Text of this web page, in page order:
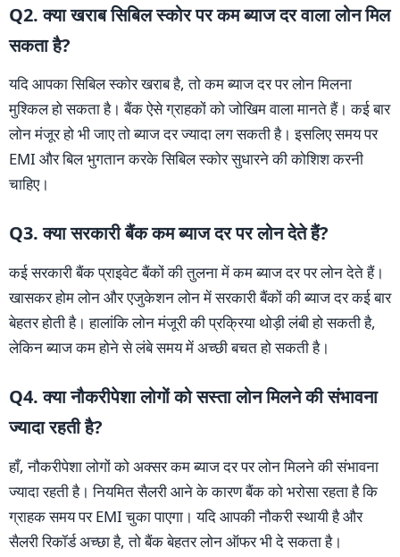
Q2. क्या खराब सिबिल स्कोर पर कम ब्याज दर वाला लोन मिल
सकता है?
यदि आपका सिबिल स्कोर खराब है, तो कम ब्याज दर पर लोन मिलना
मुश्किल हो सकता है। बैंक ऐसे ग्राहकों को जोखिम वाला मानते हैं। कई बार
लोन मंजूर हो भी जाए तो ब्याज दर ज्यादा लग सकती है। इसलिए समय पर
EMI और बिल भुगतान करके सिबिल स्कोर सुधारने की कोशिश करनी
चाहिए।
Q3. क्या सरकारी बैंक कम ब्याज दर पर लोन देते हैं?
कई सरकारी बैंक प्राइवेट बैंकों की तुलना में कम ब्याज दर पर लोन देते हैं।
खासकर होम लोन और एजुकेशन लोन में सरकारी बैंकों की ब्याज दर कई बार
बेहतर होती है। हालांकि लोन मंजूरी की प्रक्रिया थोड़ी लंबी हो सकती है,
लेकिन ब्याज कम होने से लंबे समय में अच्छी बचत हो सकती है।
Q4. क्या नौकरीपेशा लोगों को सस्ता लोन मिलने की संभावना
ज्यादा रहती है?
हाँ, नौकरीपेशा लोगों को अक्सर कम ब्याज दर पर लोन मिलने की संभावना
ज्यादा रहती है। नियमित सैलरी आने के कारण बैंक को भरोसा रहता है कि
ग्राहक समय पर EMI चुका पाएगा। यदि आपकी नौकरी स्थायी है और
सैलरी रिकॉर्ड अच्छा है, तो बैंक बेहतर लोन ऑफर भी दे सकता है।